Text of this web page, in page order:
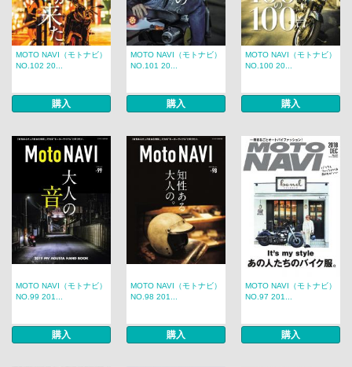
MOTO NAVI（モトナビ）
NO.102 20...
購入
MOTO NAVI（モトナビ）
NO.101 20...
購入
MOTO NAVI（モトナビ）
NO.100 20...
購入
MOTO NAVI（モトナビ）
NO.99 201...
購入
MOTO NAVI（モトナビ）
NO.98 201...
購入
MOTO NAVI（モトナビ）
NO.97 201...
購入